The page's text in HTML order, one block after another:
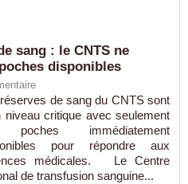
sang : le CNTS ne
disponibles
de sang du CNTS sont
niveau critique avec seulement
immédiatement
pour répondre aux
médicales. Le Centre
de transfusion sanguine...